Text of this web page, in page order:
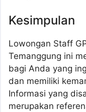
Kesimpulan
Lowongan Staff
Temanggung ini
bagi Anda yang
dan memiliki
Informasi yang
merupakan